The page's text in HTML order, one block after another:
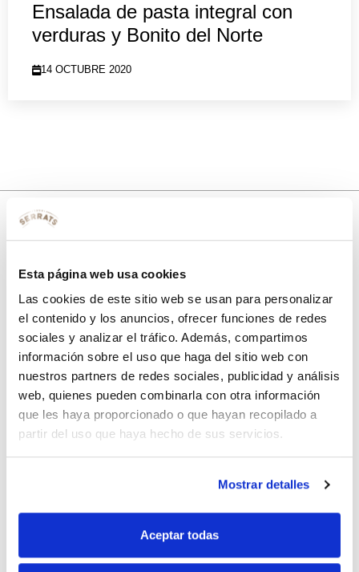
Esta página web usa cookies
Las cookies de este sitio web se usan para personalizar
el contenido y los anuncios, ofrecer funciones de redes
sociales y analizar el tráfico. Además, compartimos
información sobre el uso que haga del sitio web con
nuestros partners de redes sociales, publicidad y análisis
web, quienes pueden combinarla con otra información
que les haya proporcionado o que hayan recopilado a
partir del uso que haya hecho de sus servicios.
Mostrar detalles
Aceptar todas
Ensalada de pasta integral con
verduras y Bonito del Norte
14 OCTUBRE 2020
con tu primera compra.
Apúntatea nuestra newsletter para recibir nuestras ofertas
disfruta de
un 10% de descuento en tu primera compra.
Si, he leído y acepto la política de protección de datos.
fines comerciales, legitimación: consentimiento, destinatarios: proveedor de
mensajería online, derechos: Acceder, rectificar y suprimir los datos, así como